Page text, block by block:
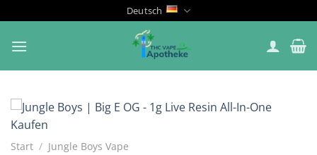
Inhalt
springen
Deutsch
Start / Jungle Boys Vape